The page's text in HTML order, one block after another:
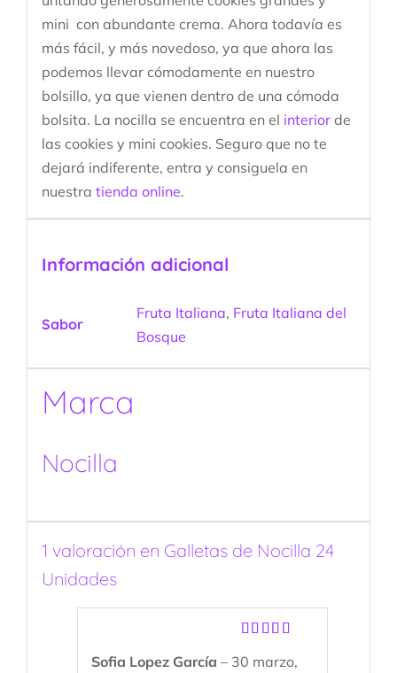
mini con abundante crema. Ahora todavía es
más fácil, y más novedoso, ya que ahora las
podemos llevar cómodamente en nuestro
bolsillo, ya que vienen dentro de una cómoda
bolsita. La nocilla se encuentra en el interiorde
las cookies y mini cookies. Seguro que no te
dejará indiferente, entra y consiguela en
nuestra tienda online.
Información adicional
Sabor
Fruta Italiana, Fruta Italiana del
Bosque
Marca
Nocilla
1 valoración en Galletas de Nocilla 24
Unidades
con5de 5
Sofia Lopez García– 30 marzo,